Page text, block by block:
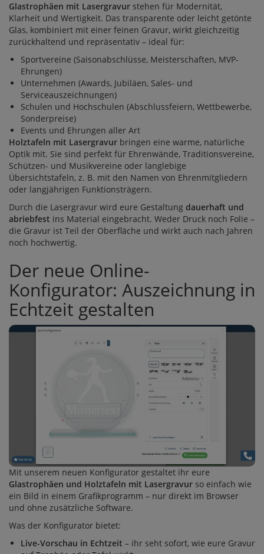
Glastrophäen mit Lasergravur stehen für Modernität,
Klarheit und Wertigkeit. Das transparente oder leicht getönte
Glas, kombiniert mit einer feinen Gravur, wirkt gleichzeitig
zurückhaltend und repräsentativ – ideal für:
Sportvereine (Saisonabschlüsse, Meisterschaften, MVP-
Ehrungen)
Unternehmen (Awards, Jubiläen, Sales- und
Serviceauszeichnungen)
Schulen und Hochschulen (Abschlussfeiern, Wettbewerbe,
Sonderpreise)
Events und Ehrungen aller Art
Holztafeln mit Lasergravur bringen eine warme, natürliche
Optik mit. Sie sind perfekt für Ehrenwände, Traditionsvereine,
Schützen- und Musikvereine oder langlebige
Übersichtstafeln, z. B. mit den Namen von Ehrenmitgliedern
oder langjährigen Funktionsträgern.
Durch die Lasergravur wird eure Gestaltung dauerhaft und
abriebfest ins Material eingebracht. Weder Druck noch Folie –
die Gravur ist Teil der Oberfläche und wirkt auch nach Jahren
noch hochwertig.
Der neue Online-
Konfigurator: Auszeichnung in
Echtzeit gestalten
Mit unserem neuen Konfigurator gestaltet ihr eure
Glastrophäen und Holztafeln mit Lasergravur so einfach wie
ein Bild in einem Grafikprogramm – nur direkt im Browser
und ohne zusätzliche Software.
Was der Konfigurator bietet:
Live-Vorschau in Echtzeit – ihr seht sofort, wie eure Gravur